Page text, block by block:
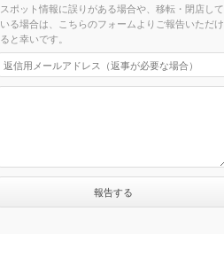
スポット情報に誤りがある場合や、移転・閉店して
いる場合は、こちらのフォームよりご報告いただけ
ると幸いです。